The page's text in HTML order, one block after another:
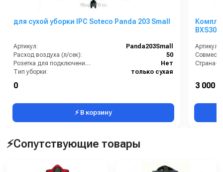
для сухой уборки IPC Soteco Panda 203 Small
Артикул:
Panda203Small
Расход воздуха (л/сек):
50
Розетка для подключения инструмента:
Нет
Тип уборки:
только сухая
0
⚡ В корзину
Артикул:
Страна-
3 000
⚡Сопутствующие товары